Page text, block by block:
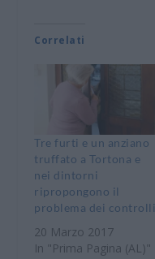
Correlati
Tre furti e un anziano
truffato a Tortona e
nei dintorni
ripropongono il
problema dei controlli
20 Marzo 2017
In "Prima Pagina (AL)"